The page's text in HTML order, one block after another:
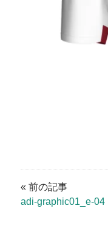
« 前の記事
adi-graphic01_e-04